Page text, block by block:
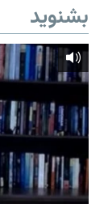
بشنوید